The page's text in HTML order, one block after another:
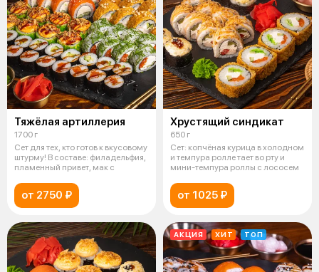
Тяжёлая артиллерия
1700 г
Сет для тех, кто готов к вкусовому
штурму! В составе: филадельфия,
пламенный привет, мак с
от 2750 ₽
Хрустящий синдикат
650 г
Сет: копчёная курица в холодном
и темпура ролле тает во рту и
мини-темпура роллы с лососем
от 1025 ₽
АКЦИЯ ХИТ ТОП